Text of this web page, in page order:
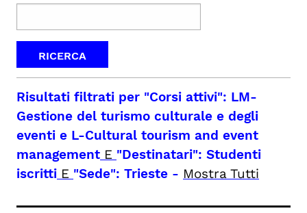
Risultati filtrati per "Corsi attivi": LM-
Gestione del turismo culturale e degli
eventi e L-Cultural tourism and event
management E "Destinatari": Studenti
iscritti E "Sede": Trieste - Mostra Tutti